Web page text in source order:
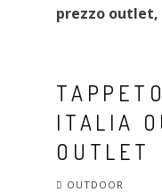
prezzo outlet,
ITALIA
OUTLET
OUTDOOR